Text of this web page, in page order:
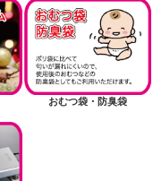
おむつ袋・防臭袋